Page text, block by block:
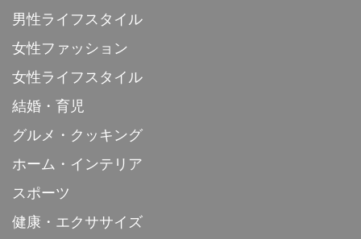
男性ライフスタイル
女性ファッション
女性ライフスタイル
結婚・育児
グルメ・クッキング
ホーム・インテリア
スポーツ
健康・エクササイズ